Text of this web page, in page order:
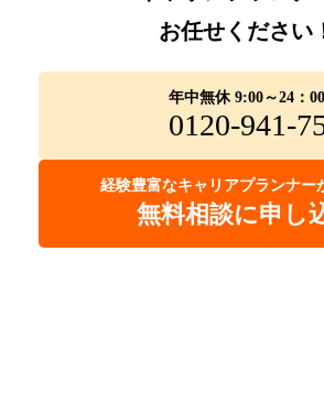
お任せください
年中無休 9:00～24：00
0120-941-
経験豊富なキャリアプランナー
無料相談に申し